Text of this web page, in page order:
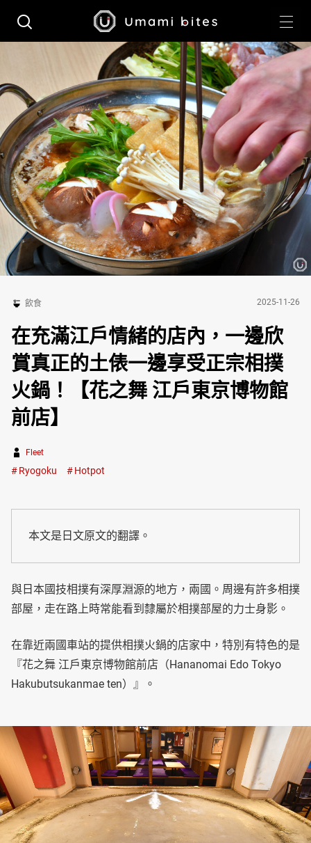
飲食 2025-11-26
在充滿江戶情緒的店內，一邊欣
賞真正的土俵一邊享受正宗相撲
火鍋！【花之舞 江戶東京博物館
前店】
Fleet
Ryogoku Hotpot
本文是日文原文的翻譯。
與日本國技相撲有深厚淵源的地方，兩國。周邊有許多相撲
部屋，走在路上時常能看到隸屬於相撲部屋的力士身影。
在靠近兩國車站的提供相撲火鍋的店家中，特別有特色的是
『花之舞 江戶東京博物館前店（Hananomai Edo Tokyo
Hakubutsukanmae ten）』。